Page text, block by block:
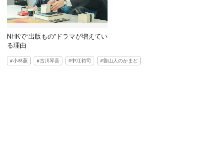
NHKで“出版もの”ドラマが増えてい
る理由
小林薫 古川琴音 中江裕司 魯山人のかまど